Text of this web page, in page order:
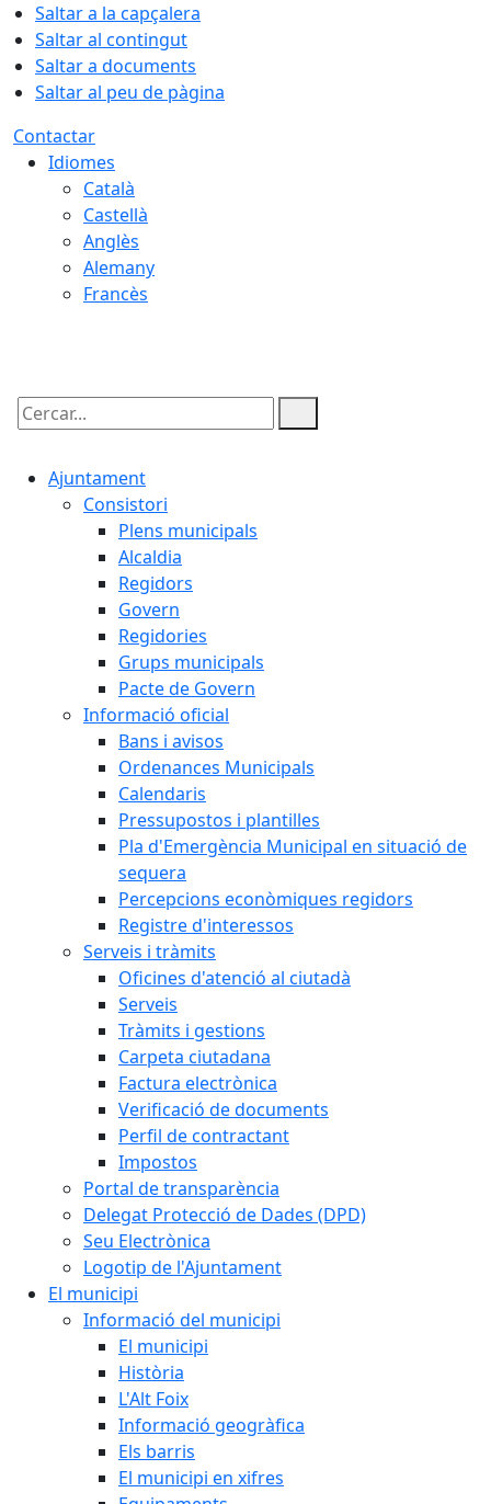
Saltar a la capçalera
Saltar al contingut
Saltar a documents
Saltar al peu de pàgina
Contactar
Idiomes
Català
Castellà
Anglès
Alemany
Francès
Cercar:
Ajuntament
Consistori
Plens municipals
Alcaldia
Regidors
Govern
Regidories
Grups municipals
Pacte de Govern
Informació oficial
Bans i avisos
Ordenances Municipals
Calendaris
Pressupostos i plantilles
Pla d'Emergència Municipal en situació de
sequera
Percepcions econòmiques regidors
Registre d'interessos
Serveis i tràmits
Oficines d'atenció al ciutadà
Serveis
Tràmits i gestions
Carpeta ciutadana
Factura electrònica
Verificació de documents
Perfil de contractant
Impostos
Portal de transparència
Delegat Protecció de Dades (DPD)
Seu Electrònica
Logotip de l'Ajuntament
El municipi
Informació del municipi
El municipi
Història
L'Alt Foix
Informació geogràfica
Els barris
El municipi en xifres